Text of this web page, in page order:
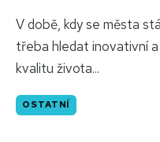
V době, kdy se města
třeba hledat inovativní
kvalitu života...
OSTATNÍ